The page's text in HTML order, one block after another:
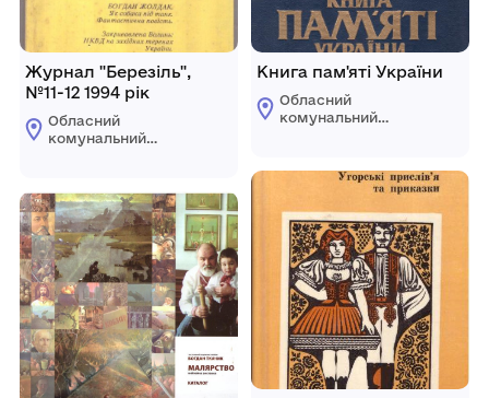
Журнал "Березіль",
№11-12 1994 рік
Обласний
комунальний
Володимира
Гнатюка
Книга пам'яті України
Обласний
комунальний
Володимира